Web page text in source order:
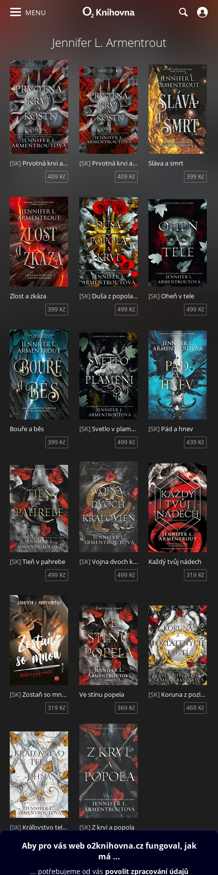
MENU
Jennifer L. Armentrout
[SK] Prvotná krvi a kostí (2. časť)
409 Kč
[SK]Prvotná krvi a kostí (1. časť)
409 Kč
Sláva a smrt
399 Kč
Zlost a zkáza
399 Kč
[SK]Duša z popola a krvi
499 Kč
[SK]Oheň v tele
499 Kč
Bouře a běs
399 Kč
[SK]Svetlo v plameni
499 Kč
[SK] Pád a hnev
439 Kč
[SK]Tieň v pahrebe
499 Kč
[SK]Vojna dvoch kráľovien
499 Kč
Každý tvůj nádech
319 Kč
[SK]Zostaň so mnou
319 Kč
Ve stínu popela
369 Kč
[SK] Koruna z pozlátených kostí
469 Kč
[SK] Kráľovstvo tela a ohňa
409 Kč
[SK]Z krvi a popola
Obsah ke stažení